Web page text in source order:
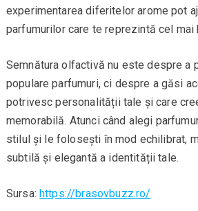
experimentarea diferitelor arome pot
parfumurilor care te reprezintă cel mai
Semnătura olfactivă nu este despre a
populare parfumuri, ci despre a găsi
potrivesc personalității tale și care
memorabilă. Atunci când alegi
stilul și le folosești în mod echilibrat,
subtilă și elegantă a identității tale.
Sursa: https://brasovbuzz.ro/